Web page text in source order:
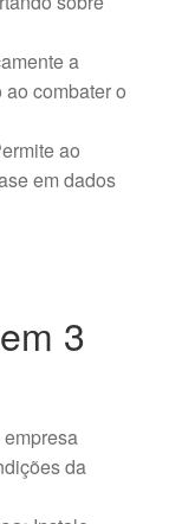
a
combater o
ao
em dados
3
da